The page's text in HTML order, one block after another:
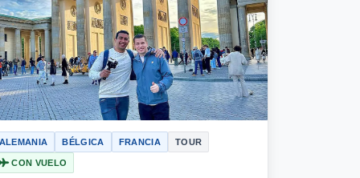
BÉLGICA FRANCIA TOUR
CON VUELO